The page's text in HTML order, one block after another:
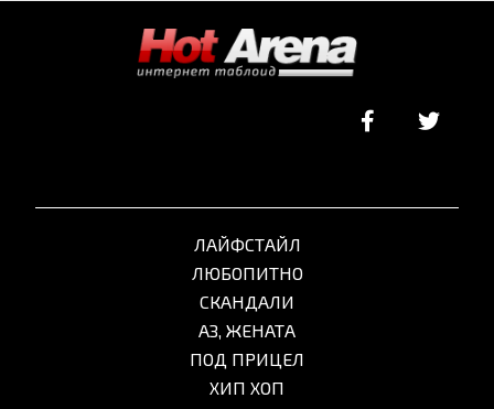
ЛАЙФСТАЙЛ
ЛЮБОПИТНО
СКАНДАЛИ
АЗ, ЖЕНАТА
ПОД ПРИЦЕЛ
ХИП ХОП